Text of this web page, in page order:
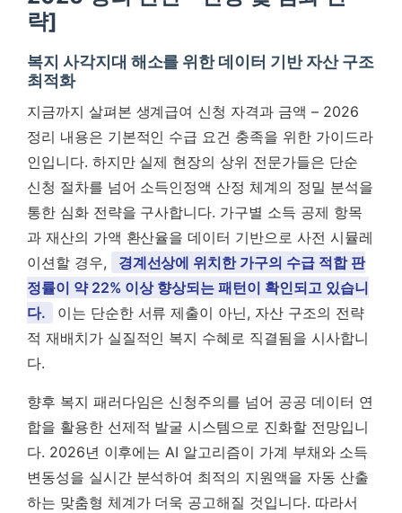
략]
복지 사각지대 해소를 위한 데이터 기반 자산 구조
최적화
지금까지 살펴본 생계급여 신청 자격과 금액 – 2026
정리 내용은 기본적인 수급 요건 충족을 위한 가이드라
인입니다. 하지만 실제 현장의 상위 전문가들은 단순
신청 절차를 넘어 소득인정액 산정 체계의 정밀 분석을
통한 심화 전략을 구사합니다. 가구별 소득 공제 항목
과 재산의 가액 환산율을 데이터 기반으로 사전 시뮬레
이션할 경우,
경계선상에 위치한 가구의 수급 적합 판
정률이 약 22% 이상 향상되는 패턴이 확인되고 있습니
다.
이는 단순한 서류 제출이 아닌, 자산 구조의 전략
적 재배치가 실질적인 복지 수혜로 직결됨을 시사합니
다.
향후 복지 패러다임은 신청주의를 넘어 공공 데이터 연
합을 활용한 선제적 발굴 시스템으로 진화할 전망입니
다. 2026년 이후에는 AI 알고리즘이 가계 부채와 소득
변동성을 실시간 분석하여 최적의 지원액을 자동 산출
하는 맞춤형 체계가 더욱 공고해질 것입니다. 따라서